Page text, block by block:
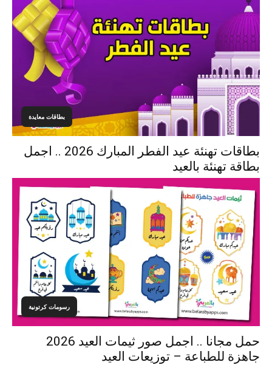
بطاقات معايدة
بطاقات تهنئة عيد الفطر المبارك 2026 .. اجمل
بطاقة تهنئة بالعيد
رسومات كرتونية
حمل مجانا .. اجمل صور ثيمات العيد 2026
جاهزة للطباعة – توزيعات العيد